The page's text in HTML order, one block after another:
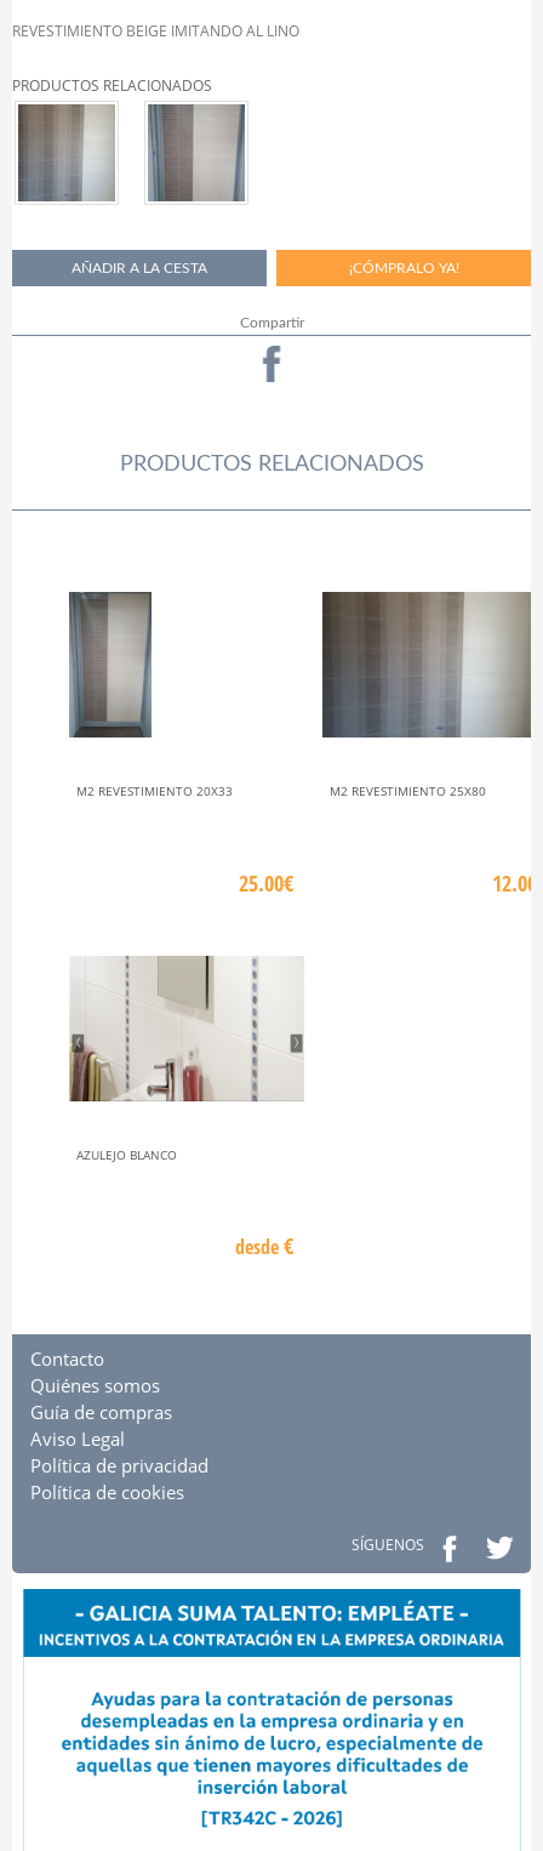
REVESTIMIENTO BEIGE IMITANDO AL LINO
PRODUCTOS RELACIONADOS
Compartir
PRODUCTOS RELACIONADOS
M2 REVESTIMIENTO 20X33
25.00€
M2 REVESTIMIENTO 25X80
AZULEJO BLANCO
desde€
Contacto
Quiénes somos
Guía de compras
Aviso Legal
Política de privacidad
Política de cookies
SÍGUENOS